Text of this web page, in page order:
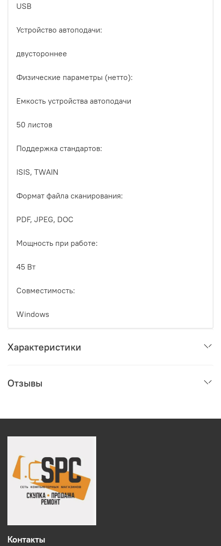
USB
Устройство автоподачи:
двустороннее
Физические параметры (нетто):
Емкость устройства автоподачи
50 листов
Поддержка стандартов:
ISIS, TWAIN
Формат файла сканирования:
PDF, JPEG, DOC
Мощность при работе:
45 Вт
Совместимость:
Windows
Характеристики
Отзывы
Контакты